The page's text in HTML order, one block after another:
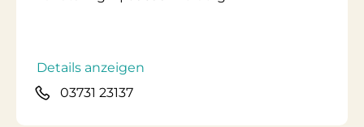
Details anzeigen
03731 23137